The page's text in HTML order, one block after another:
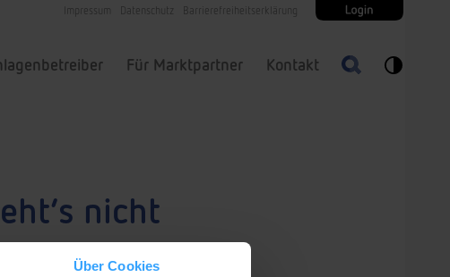
Über Cookies
Impressum Datenschutz Barrierefreiheitserklärung
Für Marktpartner Kontakt
nicht